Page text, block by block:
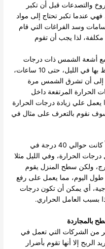
والتصدعات قبل أن تكبر
عندما تكبر تحتاج إلى مواد
وسد الفراغات التي قام
مكلفة، لذا يجب أن تقوم
أشعة الشمس ذات درجات
الحرارة العالية، ويقوم بالاحتفاظ بها في الليل، حتى 10 ساعات،
إلى أن تشرق الشمس مرة
الحرارة المرتفعة داخل
يعمل علي زيادة درجات الحرارة
نقوم بالتعرف على مثال في
سوف نفترض أن درجة الحرارة صباحاً كانت حوالي 40 درجة في
الحرارة، وفي الليل مثلا
درجة في الخارج، ولكن سطح المنزل يقوم
طول اليوم، مما يعمل على رفع
أي يمكن أن تكون درجات
بالمجاردة
من الشركات التي تعمل في
إلا أنها تقوم بأضرار